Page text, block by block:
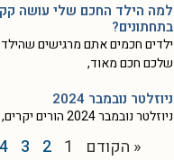
למה הילד החכם שלי עושה
בתחתונים?
ילדים חכמים אתם מרגישים שהילד
שלכם חכם מאוד,
ניוזלטר נובמבר 2024
ניוזלטר נובמבר 2024 הורים יקרים, כבר יותר משנה
« הקודם 1
2
3
4